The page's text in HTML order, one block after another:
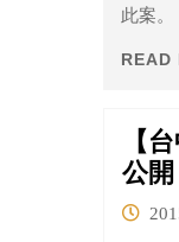
此案。
READ
【
公開